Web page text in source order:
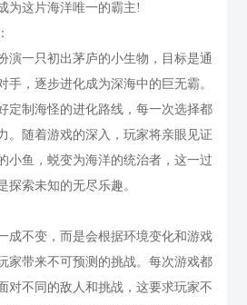
为这片海洋唯一的霸主!
一只初出茅庐的小生物，目标是通
手，逐步进化成为深海中的巨无霸。
定制海怪的进化路线，每一次选择都
。随着游戏的深入，玩家将亲眼见证
小鱼，蜕变为海洋的统治者，这一过
探索未知的无尽乐趣。
不变，而是会根据环境变化和游戏
家带来不可预测的挑战。每次游戏都
对不同的敌人和挑战，这要求玩家不